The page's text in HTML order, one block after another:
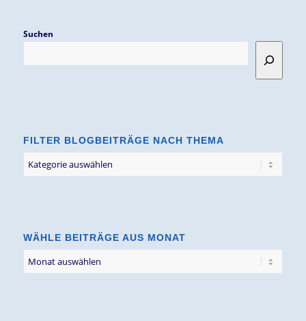
Suchen
FILTER BLOGBEITRÄGE NACH THEMA
Blogbeiträge
WÄHLE BEITRÄGE AUS MONAT